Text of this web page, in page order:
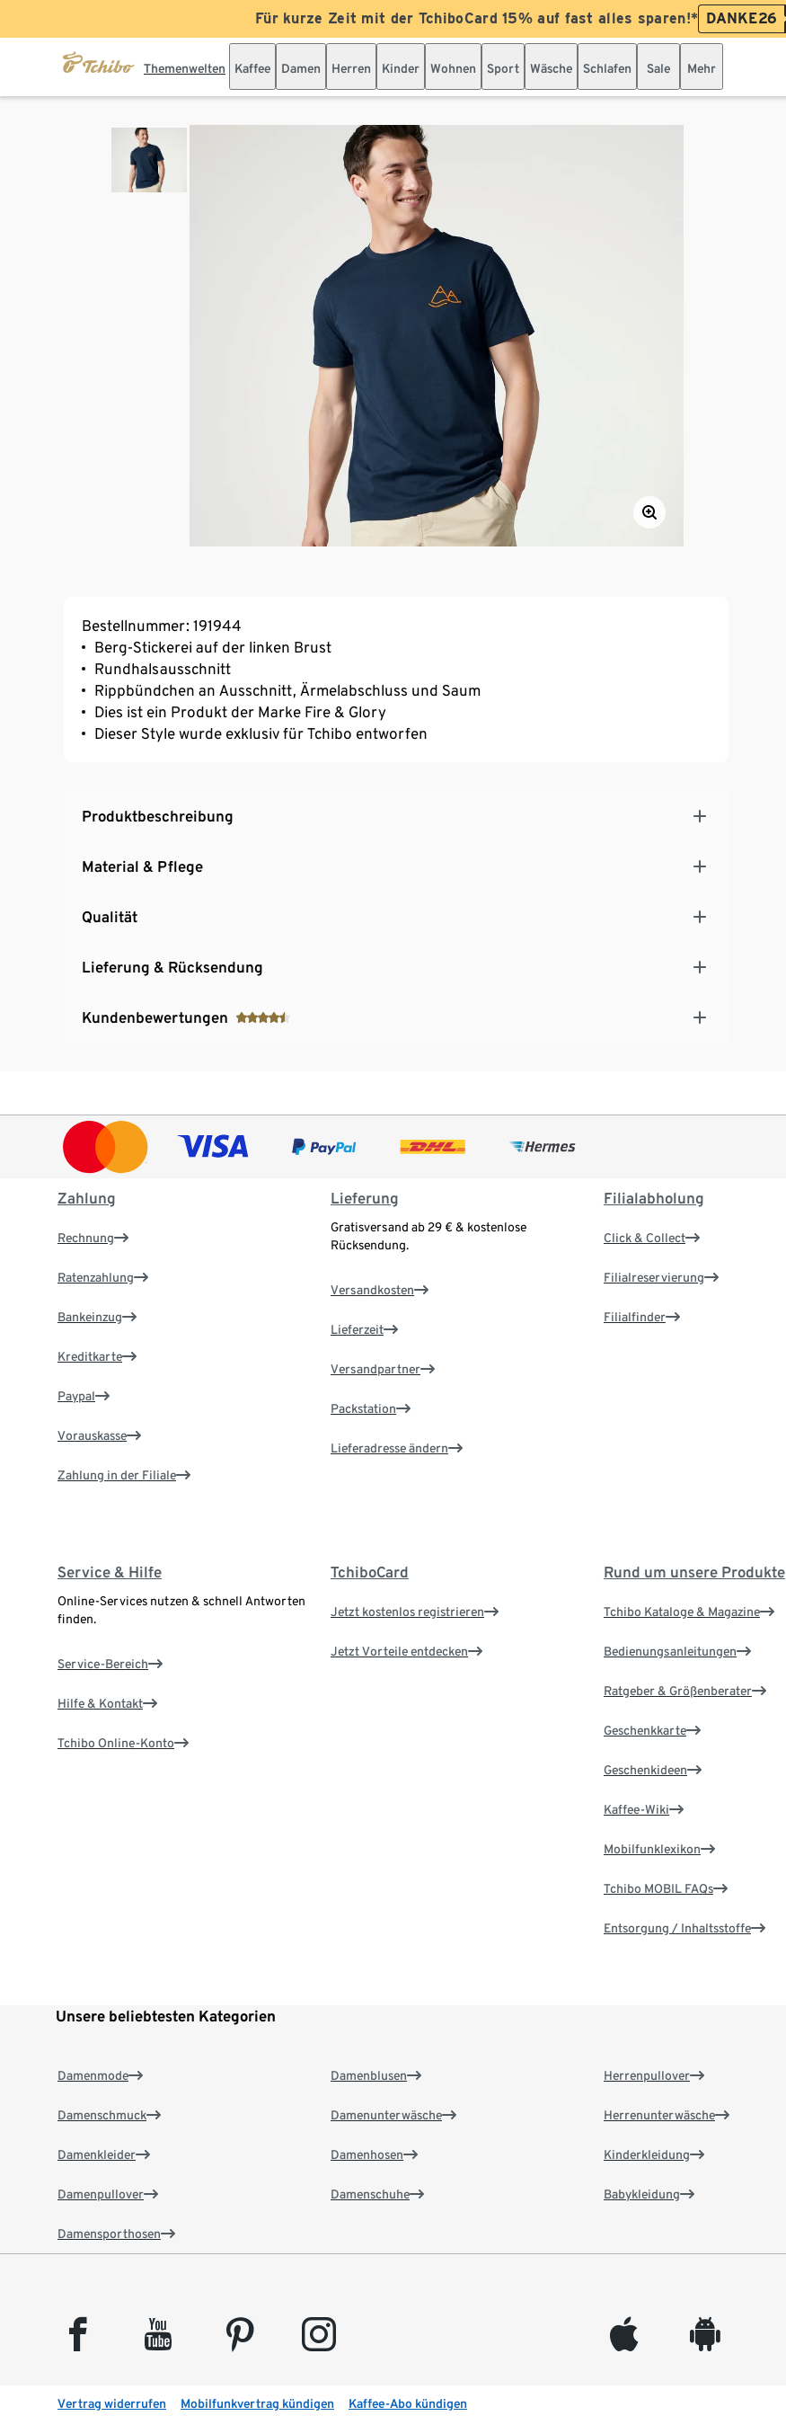
Für kurze Zeit mit der TchiboCard 15% auf fast alles sparen!* DANKE26
Themenwelten Kaffee Damen Herren Kinder Wohnen Sport Wäsche Schlafen Sale Mehr
Bestellnummer: 191944
Berg-Stickerei auf der linken Brust
Rundhalsausschnitt
Rippbündchen an Ausschnitt, Ärmelabschluss und Saum
Dies ist ein Produkt der Marke Fire & Glory
Dieser Style wurde exklusiv für Tchibo entworfen
Produktbeschreibung
Material & Pflege
Qualität
Lieferung & Rücksendung
Kundenbewertungen
Zahlung
Rechnung
Ratenzahlung
Bankeinzug
Kreditkarte
Paypal
Vorauskasse
Zahlung in der Filiale
Lieferung
Gratisversand ab 29 € & kostenlose
Rücksendung.
Versandkosten
Lieferzeit
Versandpartner
Packstation
Lieferadresse ändern
Filialabholung
Click & Collect
Filialreservierung
Filialfinder
Service & Hilfe
Online-Services nutzen & schnell Antworten
finden.
Service-Bereich
Hilfe & Kontakt
Tchibo Online-Konto
TchiboCard
Jetzt kostenlos registrieren
Jetzt Vorteile entdecken
Rund um unsere Produkte
Tchibo Kataloge & Magazine
Bedienungsanleitungen
Ratgeber & Größenberater
Geschenkkarte
Geschenkideen
Kaffee-Wiki
Mobilfunklexikon
Tchibo MOBIL FAQs
Entsorgung / Inhaltsstoffe
Unsere beliebtesten Kategorien
Damenmode
Damenschmuck
Damenkleider
Damenpullover
Damensporthosen
Damenblusen
Damenunterwäsche
Damenhosen
Damenschuhe
Herrenpullover
Herrenunterwäsche
Kinderkleidung
Babykleidung
facebook youtube pinterest instagram appleinc android
Vertrag widerrufen Mobilfunkvertrag kündigen Kaffee-Abo kündigen